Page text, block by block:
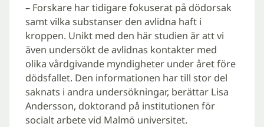
– Forskare har tidigare fokuserat på dödorsak
samt vilka substanser den avlidna haft i
kroppen. Unikt med den här studien är att vi
även undersökt de avlidnas kontakter med
olika vårdgivande myndigheter under året före
dödsfallet. Den informationen har till stor del
saknats i andra undersökningar, berättar Lisa
Andersson, doktorand på institutionen för
socialt arbete vid Malmö universitet.